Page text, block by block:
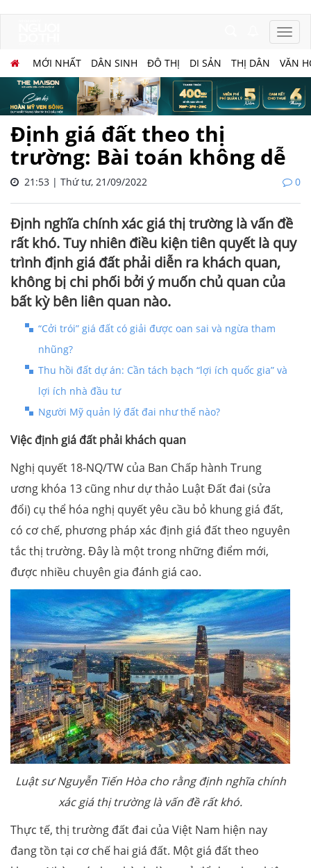
MỚI NHẤT DÂN SINH ĐÔ THỊ DI SẢN THỊ DÂN VĂN
Định giá đất theo thị
trường: Bài toán không dễ
21:53 | Thứ tư, 21/09/2022 0
Định nghĩa chính xác giá thị trường là vấn đề
rất khó. Tuy nhiên điều kiện tiên quyết là quy
trình định giá đất phải diễn ra khách quan,
không bị chi phối bởi ý muốn chủ quan của
bất kỳ bên liên quan nào.
“Cởi trói” giá đất có giải được oan sai và ngừa tham
nhũng?
Thu hồi đất dự án: Cần tách bạch “lợi ích quốc gia” và
lợi ích nhà đầu tư
Người Mỹ quản lý đất đai như thế nào?
Việc định giá đất phải khách quan
Nghị quyết 18-NQ/TW của Ban Chấp hành Trung
ương khóa 13 cũng như dự thảo Luật Đất đai (sửa
đổi) cụ thể hóa nghị quyết yêu cầu bỏ khung giá đất,
có cơ chế, phương pháp xác định giá đất theo nguyên
tắc thị trường. Đây là một trong những điểm mới,
được nhiều chuyên gia đánh giá cao.
Luật sư Nguyễn Tiế n Hòa cho rằng định nghĩa chính
xác giá thị trường là vấn đề rất khó.
Thực tế, thị trường đất đai của Việt Nam hiện nay
đang tồn tại cơ chế hai giá đất. Một giá đất theo